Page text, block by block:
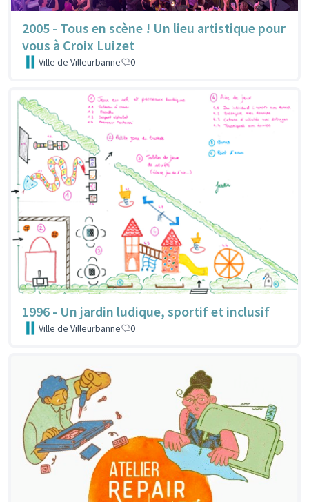
2005 - Tous en scène ! Un lieu artistique pour
vous à Croix Luizet
Ville de Villeurbanne 0
1996 - Un jardin ludique, sportif et inclusif
Ville de Villeurbanne 0